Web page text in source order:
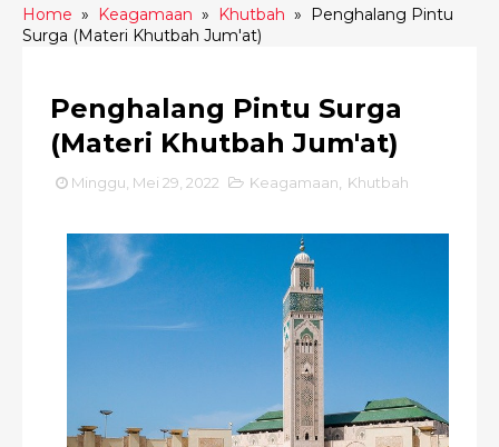
Home » Keagamaan » Khutbah » Penghalang Pintu
Surga (Materi Khutbah Jum'at)
Penghalang Pintu Surga
(Materi Khutbah Jum'at)
Minggu, Mei 29, 2022 Keagamaan Khutbah